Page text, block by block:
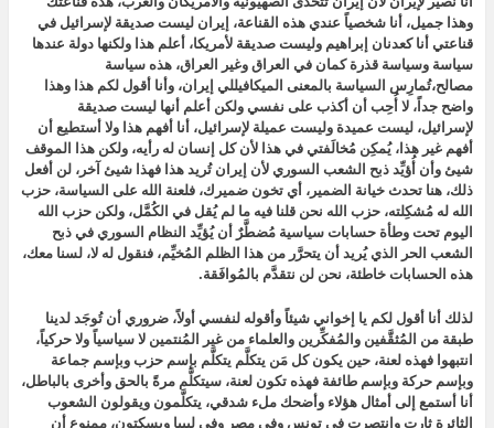
وهذا جميل، أنا شخصياً عندي هذه القناعة، إيران ليست صديقة لإسرائيل في
قناعتي أنا كعدنان إبراهيم وليست صديقة لأمريكا، أعلم هذا ولكنها دولة عندها
سياسة وسياسة قذرة كمان في العراق وغير العراق، هذه سياسة
مصالح،تُمارِس السياسة بالمعنى الميكافيللي إيران، وأنا أقول لكم هذا وهذا
واضح جداً، لا أُحِب أن أكذب على نفسي ولكن أعلم أنها ليست صديقة
لإسرائيل، ليست عميدة وليست عميلة لإسرائيل، أنا أفهم هذا ولا أستطيع أن
أفهم غير هذا، يُمكِن مُخالَفتي في هذا لأن كل إنسان له رأيه، ولكن هذا الموقف
شيئ وأن أُؤيِّد ذبح الشعب السوري لأن إيران تُريد هذا فهذا شيئ آخر، لن أفعل
ذلك، هنا تحدث خيانة الضمير، أي تخون ضميرك، فلعنة الله على السياسة، حزب
الله له مُشكِلته، حزب الله نحن قلنا فيه ما لم يُقل في الكُمَّل، ولكن حزب الله
اليوم تحت وطأة حسابات سياسية مُضطَّرٌ أن يُؤيِّد النظام السوري في ذبح
الشعب الحر الذي يُريد أن يتحرَّر من هذا الظلم المُخيِّم، فنقول له لا، لسنا معك،
هذه الحسابات خاطئة، نحن لن نتقدَّم بالمُوافَقة.
لذلك أنا أقول لكم يا إخواني شيئاً وأقوله لنفسي أولاً، ضروري أن تُوجَد لدينا
طبقة من المُثقَّفين والمُفكِّرين والعلماء من غير المُنتمين لا سياسياً ولا حركياً،
انتبهوا فهذه لعنة، حين يكون كل مَن يتكلَّم يتكلَّم بإسم حزب وبإسم جماعة
وبإسم حركة وبإسم طائفة فهذه تكون لعنة، سيتكلَّم مرةً بالحق وأخرى بالباطل،
أنا أستمع إلى أمثال هؤلاء وأضحك ملء شدقي، يتكلَّمون ويقولون الشعوب
الثائرة ثارت وانتصرت في تونس وفي مصر وفي ليبيا ويسكتون، ممنوع أن